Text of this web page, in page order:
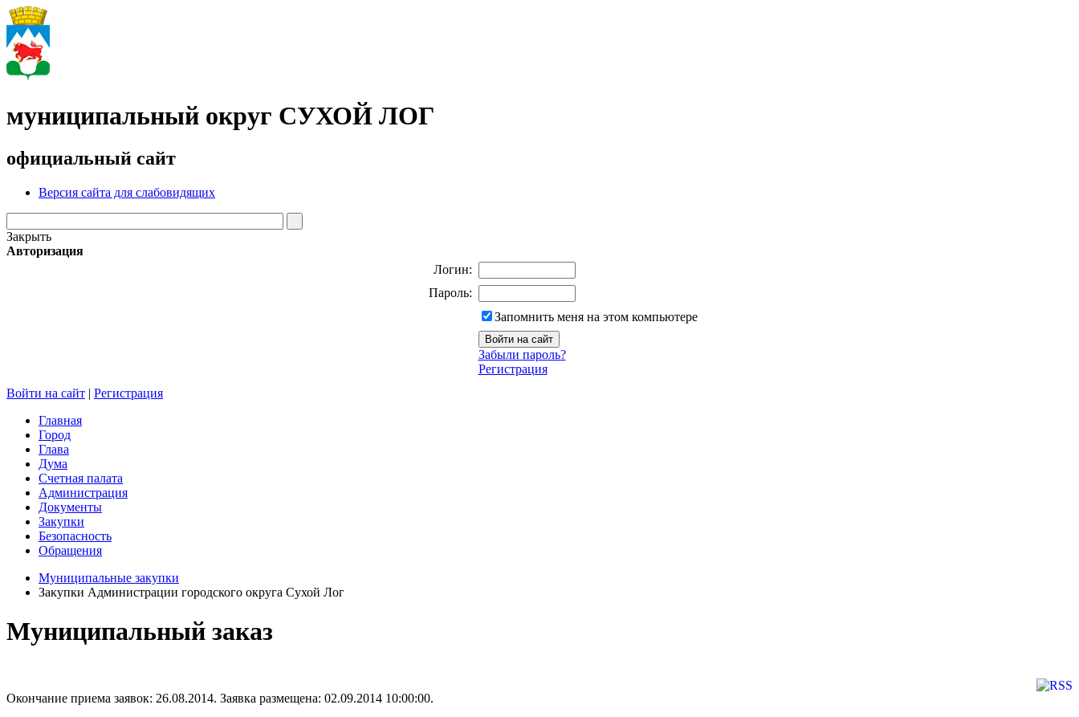
муниципальный округ СУХОЙ ЛОГ
официальный сайт
Версия сайта для слабовидящих
Закрыть
Авторизация
Логин:
Пароль:
Запомнить меня на этом компьютере
Забыли пароль?
Регистрация
Войти на сайт | Регистрация
Главная
Город
Глава
Дума
Счетная палата
Администрация
Документы
Закупки
Безопасность
Обращения
Муниципальные закупки
Закупки Администрации городского округа Сухой Лог
Муниципальный заказ
Окончание приема заявок: 26.08.2014. Заявка размещена: 02.09.2014 10:00:00.